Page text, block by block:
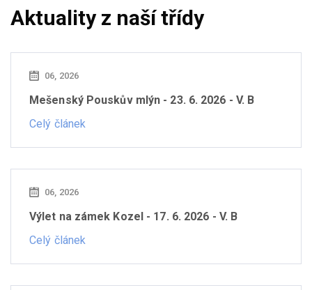
Aktuality z naší třídy
06, 2026
Mešenský Pouskův mlýn - 23. 6. 2026 - V. B
Celý článek
06, 2026
Výlet na zámek Kozel - 17. 6. 2026 - V. B
Celý článek